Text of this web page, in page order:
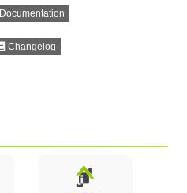
Documentation
Changelog